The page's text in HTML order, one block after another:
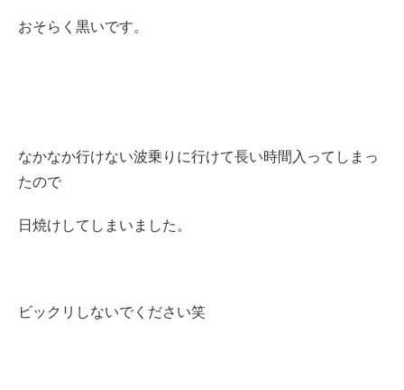
おそらく黒いです。
なかなか行けない波乗りに行けて長い時間入ってしまっ
たので
日焼けしてしまいました。
ビックリしないでください笑